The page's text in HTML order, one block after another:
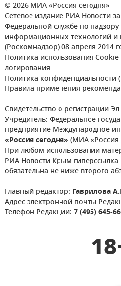
© 2026 МИА «Россия сегодня»
Сетевое издание РИА Новости
Федеральной службе по надзору
информационных технологий
(Роскомнадзор) 08 апреля 2014
Политика использования
логирования
Политика конфиденциальности
Правила применения
Свидетельство о регистрации
Учредитель: Федеральное
предприятие Международное
«Россия сегодня» (МИА «Россия
При любом использовании
РИА Новости Крым
обязательна не ниже второго
Главный редактор: Гаврилова
Адрес электронной почты
Телефон Редакции: 7 (495) 645-